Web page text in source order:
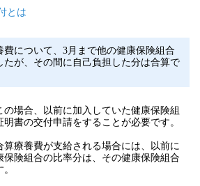
とは
費について、3月まで他の健康保険組合
たが、その間に自己負担した分は合算で
の場合、以前に加入していた健康保険組
書の交付申請をすることが必要です。
算療養費が支給される場合には、以前に
保険組合の比率分は、その健康保険組合